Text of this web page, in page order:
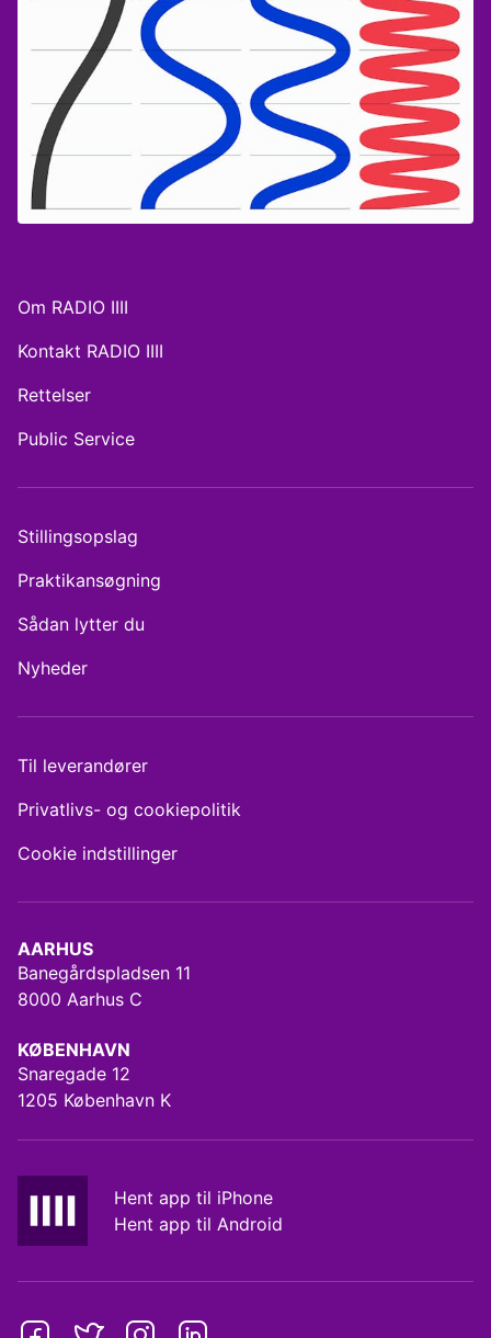
AARHUS
Banegårdspladsen 11
8000 Aarhus C
KØBENHAVN
Snaregade 12
1205 København K
Hent app til iPhone
Hent app til Android
Om RADIO IIII
Kontakt RADIO IIII
Rettelser
Public Service
Stillingsopslag
Praktikansøgning
Sådan lytter du
Nyheder
Til leverandører
Privatlivs- og cookiepolitik
Cookie indstillinger